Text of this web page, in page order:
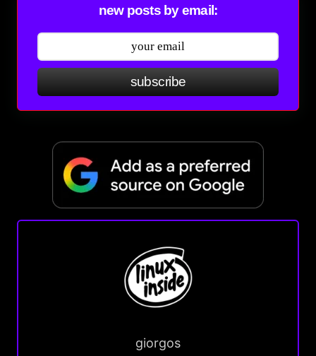
new posts by email:
subscribe
giorgos